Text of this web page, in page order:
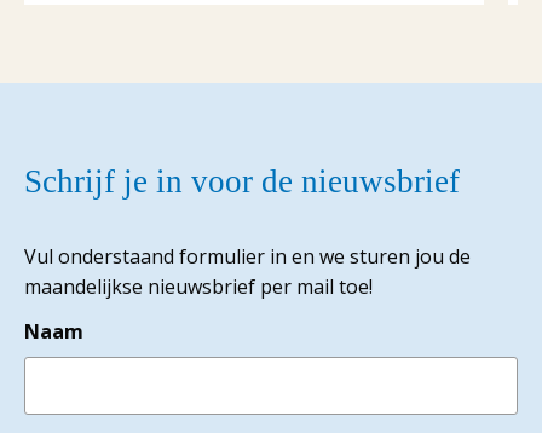
Schrijf je in voor de nieuwsbrief
Vul onderstaand formulier in en we sturen jou de
maandelijkse nieuwsbrief per mail toe!
Naam